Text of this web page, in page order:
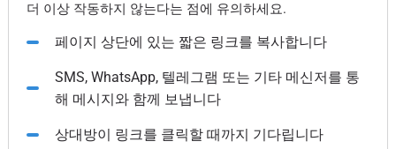
더 이상 작동하지 않는다는 점에 유의하세요.
페이지 상단에 있는 짧은 링크를 복사합니다
SMS, WhatsApp, 텔레그램 또는 기타 메신저를 통
해 메시지와 함께 보냅니다
상대방이 링크를 클릭할 때까지 기다립니다